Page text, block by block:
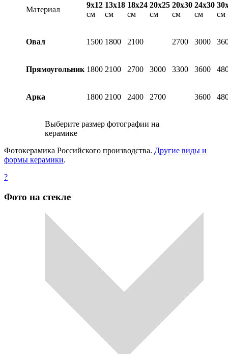
Материал
9х12
см
13х18
см
18х24
см
20х25
см
20х30
см
24х30
см
см
Овал 1500 1800 2100 2700 3000
Прямоугольник 1800 2100 2700 3000 3300 3600
Арка 1800 2100 2400 2700 3600
Выберите размер фотографии на
керамике
Фотокерамика Российского производства. Другие виды и
формы керамики.
?
Фото на стекле